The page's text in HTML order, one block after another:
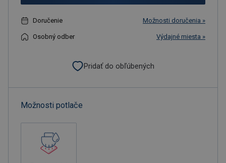
Doručenie Možnosti doručenia »
Osobný odber Výdajné miesta »
Pridať do obľúbených
Možnosti potlače